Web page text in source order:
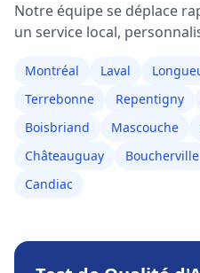
Notre équipe se déplace
un service local,
Montréal Laval
Terrebonne
Repentigny
Boisbriand
Mascouche
Châteauguay
Boucherville
Candiac